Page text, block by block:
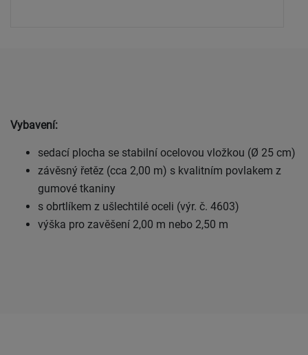
Vybavení:
sedací plocha se stabilní ocelovou vložkou (Ø 25 cm)
závěsný řetěz (cca 2,00 m) s kvalitním povlakem z
gumové tkaniny
s obrtlíkem z ušlechtilé oceli (výr. č. 4603)
výška pro zavěšení 2,00 m nebo 2,50 m